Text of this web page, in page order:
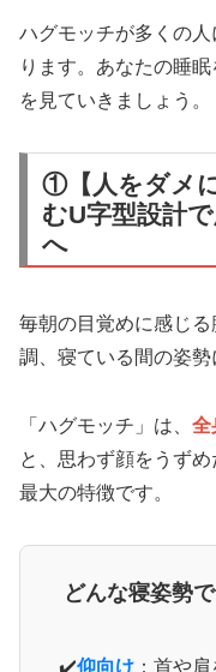
ハグモッチが多くの
ります。あなたの睡
を見ていきましょう。
①【人をダメ
むU字型設計
へ
毎朝の目覚めに感じ
調、寝ている間の姿勢
「ハグモッチ」は、 全
と、思わず顔をうずめ
最大の特徴です。
どんな寝姿勢
仰向け ：首や